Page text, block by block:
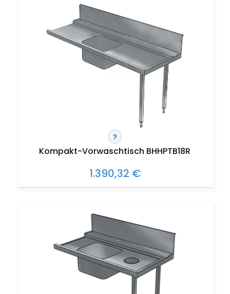
?
Kompakt-Vorwaschtisch BHHPTB18R
1.390,32 €